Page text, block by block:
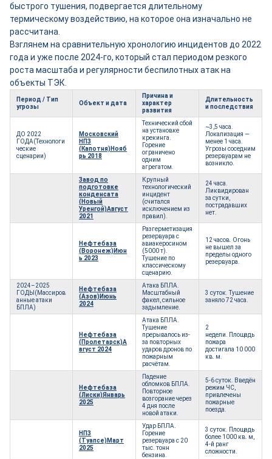
быстрого тушения, подвергается длительному
термическому воздействию, на которое она изначально не
рассчитана.
Взглянем на сравнительную хронологию инцидентов до 2022
года и уже после 2024-го, который стал периодом резкого
роста масштаба и регулярности беспилотных атак на
объекты ТЭК.
Период / Тип
угрозы
Объект и дата
Причина и
характер
развития
Длительность
и последствия
ДО 2022
ГОДА(Технологи
ческие
сценарии)
Московский
НПЗ
(Капотня)Нояб
рь 2018
Технический сбой
на установке
крекинга.
Горение
ограничено
одним
агрегатом.
~3,5 часа.
Локализация —
менее 1 часа.
Угрозы соседним
резервуарам не
возникло.
Завод по
подготовке
конденсата
(Новый
Уренгой)Август
2021
Крупный
технологический
инцидент
(считался
исключением из
правил).
24 часа.
Ликвидирован
за сутки,
пострадавших
нет.
Нефтебаза
(Воронеж) Июн
ь 2023
Разгерметизация
резервуара с
авиакеросином
(5000 т).
Тушение по
классическому
сценарию.
12 часов. Огонь
не вышел за
пределы одного
резервуара.
2024–2025
ГОДЫ(Массиров
анные атаки
БПЛА)
Нефтебаза
(Азов)Июнь
2024
Атака БПЛА.
Масштабный
факел, сильное
задымление.
3 суток. Тушение
заняло 72 часа.
Нефтебаза
(Пролетарск)А
вгуст 2024
Атака БПЛА.
Тушение
прерывалось из-
за повторных
ударов дронов по
пожарным
расчётам.
2
недели. Площадь
пожара
достигала 10 000
кв. м.
Нефтебаза
(Лиски)Январь
2025
Падение
обломков БПЛА.
Повторное
возгорание через
4 дня после
новой атаки.
5-6 суток. Введён
режим ЧС,
привлечены
пожарные
поезда.
НПЗ
(Туапсе)Март
2025
Удар БПЛА.
Горение
резервуара с 20
тыс. тонн
бензина.
3 суток. Площадь
более 1000 кв. м,
4-й ранг
сложности.